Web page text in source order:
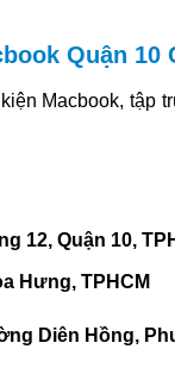
Quận 10
Macbook, tập
12, Quận 10,
Hưng, TPHCM
Diên Hồng,